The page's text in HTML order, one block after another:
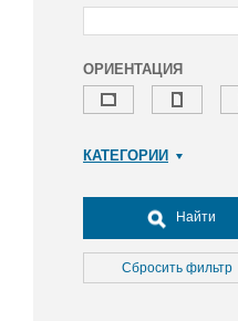
ОРИЕНТАЦИЯ
КАТЕГОРИИ
Досуг, туризм и отдых
Культура
Медицина
Найти
Сбросить фильтр